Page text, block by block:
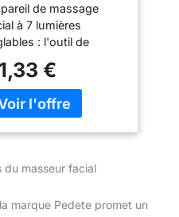
rouge pour
et le cou,
de levage
visage avec
chauffante
45 °C pour
soins de
de massage
à 7 lumières
: l'outil de
de 7 modes
réglables :
(640 nm), bleu
blanc (400-700
fonction différente
€
du masseur facial
marque Pedete promet un